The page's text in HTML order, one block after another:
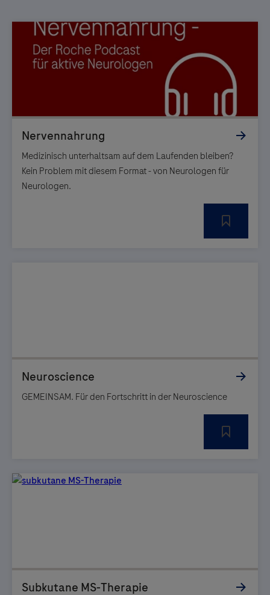
Medizinisch unterhaltsam auf dem Laufenden bleiben?
Kein Problem mit diesem Format - von Neurologen für
Neurologen.
GEMEINSAM. Für den Fortschritt in der Neuroscience